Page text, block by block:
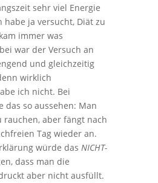
sehr viel Energie
habe ja versucht, Diät zu
immer was
war der Versuch an
und gleichzeitig
wirklich
ich nicht. Bei
das so aussehen: Man
aber fängt nach
Tag wieder an.
würde das NICHT-
dass man die
aber nicht ausfüllt.